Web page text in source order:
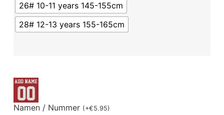
26# 10-11 years 145-155cm
28# 12-13 years 155-165cm
Namen / Nummer (+€5.95)